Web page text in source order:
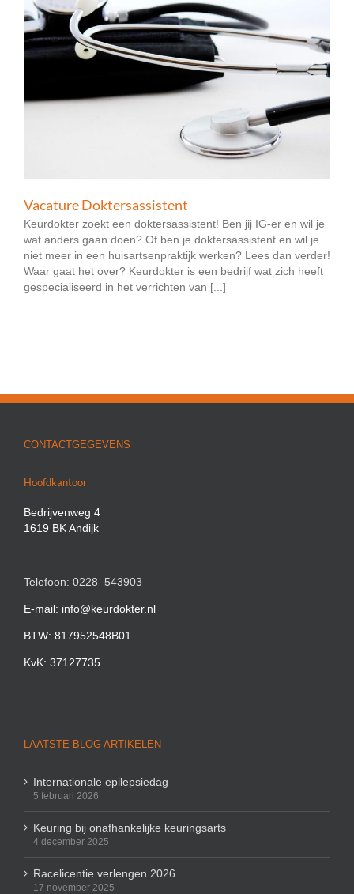
Vacature Doktersassistent
Keurdokter zoekt een doktersassistent! Ben jij IG-er en wil je
wat anders gaan doen? Of ben je doktersassistent en wil je
niet meer in een huisartsenpraktijk werken? Lees dan verder!
Waar gaat het over? Keurdokter is een bedrijf wat zich heeft
gespecialiseerd in het verrichten van [...]
CONTACTGEGEVENS
Hoofdkantoor
Bedrijvenweg 4
1619 BK Andijk
Telefoon: 0228–543903
E-mail: info@keurdokter.nl
BTW: 817952548B01
KvK: 37127735
LAATSTE BLOG ARTIKELEN
Internationale epilepsiedag
5 februari 2026
Keuring bij onafhankelijke keuringsarts
4 december 2025
Racelicentie verlengen 2026
17 november 2025